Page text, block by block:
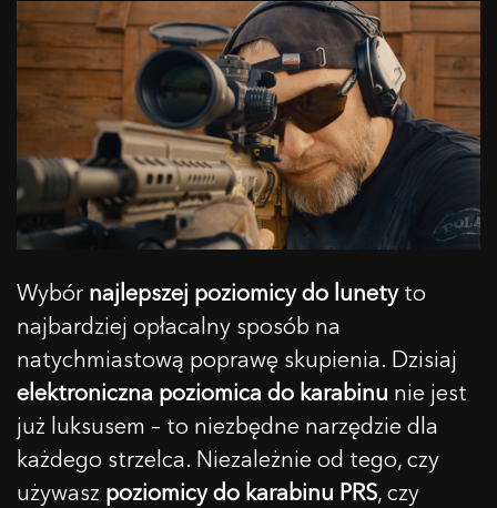
Wybór najlepszej poziomicy do lunetyto
najbardziej opłacalny sposób na
natychmiastową poprawę skupienia. Dzisiaj
elektroniczna poziomica do karabinu nie jest
już luksusem – to niezbędne narzędzie dla
każdego strzelca. Niezależnie od tego, czy
używasz poziomicy do karabinu PRS, czy